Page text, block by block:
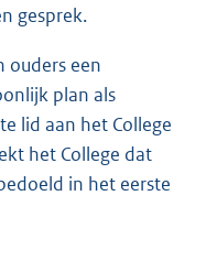
gesprek.
ouders een
plan als
lid aan het College
het College dat
in het eerste